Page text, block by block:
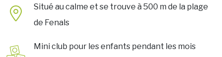
Situé au calme et se trouve à 500 m de la plage
de Fenals
Mini club pour les enfants pendant les mois